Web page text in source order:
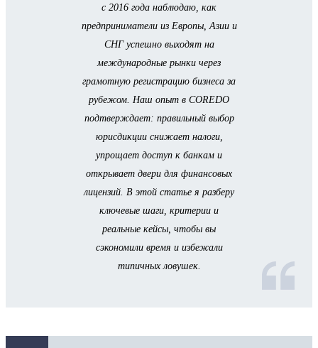
с 2016 года наблюдаю, как
предприниматели из Европы, Азии и
СНГ успешно выходят на
международные рынки через
грамотную регистрацию бизнеса за
рубежом. Наш опыт в COREDO
подтверждает: правильный выбор
юрисдикции снижает налоги,
упрощает доступ к банкам и
открывает двери для финансовых
лицензий. В этой статье я разберу
ключевые шаги, критерии и
реальные кейсы, чтобы вы
сэкономили время и избежали
типичных ловушек.